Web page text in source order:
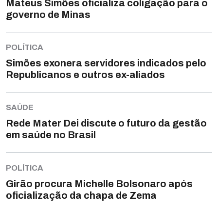
Mateus Simões oficializa coligação para o
governo de Minas
POLÍTICA
Simões exonera servidores indicados pelo
Republicanos e outros ex-aliados
SAÚDE
Rede Mater Dei discute o futuro da gestão
em saúde no Brasil
POLÍTICA
Girão procura Michelle Bolsonaro após
oficialização da chapa de Zema